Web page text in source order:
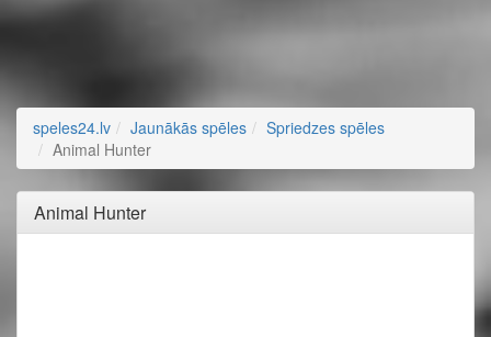
speles24.lv Jaunākās spēles
Spriedzes spēles
Animal Hunter
Animal Hunter